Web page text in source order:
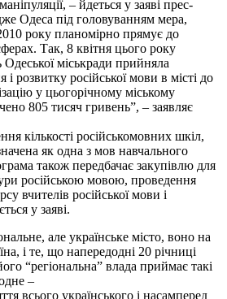
– йдеться у заяві прес-
Одеса під головуванням мера,
року планомірно прямує до
Так, 8 квітня цього року
Одеської міськради прийняла
розвитку російської мови в місті до
у цьогорічному міському
805 тисяч гривень”, – заявляє
кількості російськомовних шкіл,
як одна з мов навчального
також передбачає закупівлю для
російською мовою, проведення
вчителів російської мови і
у заяві.
але українське місто, воно на
і те, що напередодні 20 річниці
“регіональна” влада приймає такі
–
всього українського і насамперед